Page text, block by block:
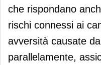
che rispondano
rischi connessi ai
avversità causate
parallelamente,